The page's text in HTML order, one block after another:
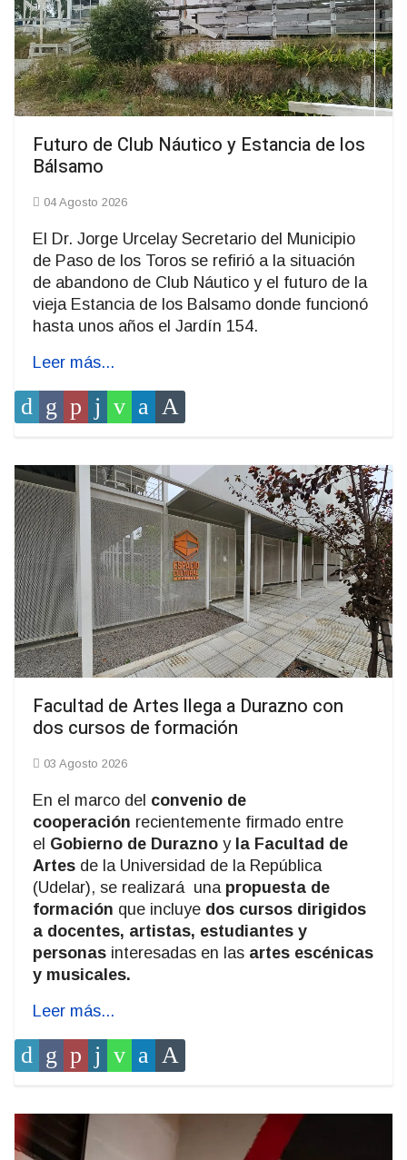
Futuro de Club Náutico y Estancia de los
Bálsamo
04 Agosto 2026
El Dr. Jorge Urcelay Secretario del Municipio
de Paso de los Toros se refirió a la situación
de abandono de Club Náutico y el futuro de la
vieja Estancia de los Balsamo donde funcionó
hasta unos años el Jardín 154.
Leer más...
Facultad de Artes llega a Durazno con
dos cursos de formación
03 Agosto 2026
En el marco del convenio de
cooperación recientemente firmado entre
el Gobierno de Durazno yla Facultad de
Artes de la Universidad de la República
(Udelar), se realizará una propuesta de
formación que incluye dos cursos dirigidos
a docentes, artistas, estudiantes y
personas interesadas en las artes escénicas
y musicales.
Leer más...